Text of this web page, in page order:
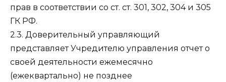
прав в соответствии со ст. ст. 301, 302, 304 и 305
ГК РФ.
2.3. Доверительный управляющий
представляет Учредителю управления отчет о
своей деятельности ежемесячно
(ежеквартально) не позднее